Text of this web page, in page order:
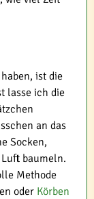
ist die
lasse ich die
an das
Socken,
baumeln.
Methode
oder Körben